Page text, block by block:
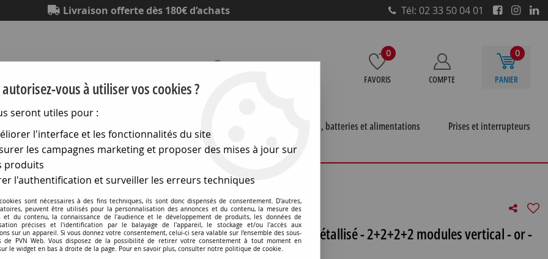
Livraison offerte dès 180€ d’achats Tél: 02 33 50 04 01
0
FAVORIS COMPTE
0
PANIER
Piles, batteries et alimentations
Prises et interrupteurs
Chorus>Plaques One >Plaque one - en technopolymère métallisé - 2+2+2+2 modules vertical - or - chorus
Plaque one - en technopolymère métallisé - 2+2+2+2 modules vertical - or -
chorus (GW16129MO)
vous à utiliser vos cookies ?
seront utiles pour :
l'interface et les fonctionnalités du site
les campagnes marketing et proposer des mises à jour sur
produits
l'authentification et surveiller les erreurs techniques
sont nécessaires à des fins techniques, ils sont donc dispensés de consentement. D'autres,
peuvent être utilisés pour la personnalisation des annonces et du contenu, la mesure des
et du contenu, la connaissance de l'audience et le développement de produits, les données de
précises et l'identification par le balayage de l'appareil, le stockage et/ou l'accès aux
sur un appareil. Si vous donnez votre consentement, celui-ci sera valable sur l’ensemble des sous-
de PVN Web. Vous disposez de la possibilité de retirer votre consentement à tout moment en
le widget en bas à droite de la page. Pour en savoir plus, consulter notre politique de cookie.